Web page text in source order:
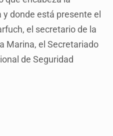
donde está presente el
el secretario de la
Marina, el Secretariado
de Seguridad